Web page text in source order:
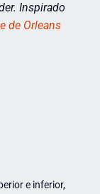
Inspirado
de Orleans
e inferior,